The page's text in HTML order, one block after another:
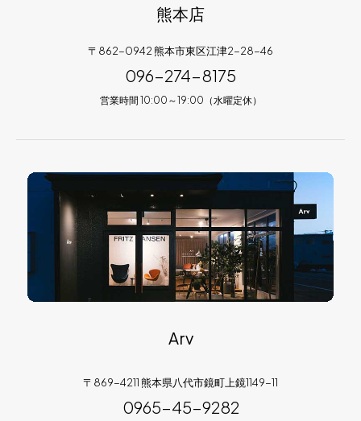
熊本店
〒862-0942 熊本市東区江津2-28-46
096-274-8175
営業時間 10:00～19:00（水曜定休）
Arv
〒869-4211 熊本県八代市鏡町上鏡1149-11
0965-45-9282